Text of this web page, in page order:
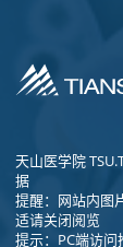
天山医学院
据
提醒：网站内图
适请关闭阅览
提示：PC端访问